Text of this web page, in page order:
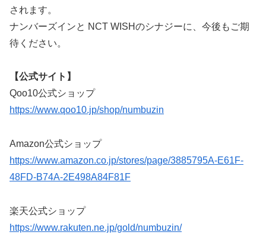
されます。
ナンバーズインと NCT WISHのシナジーに、今後もご期
待ください。
【公式サイト】
Qoo10公式ショップ
https://www.qoo10.jp/shop/numbuzin
Amazon公式ショップ
https://www.amazon.co.jp/stores/page/3885795A-E61F-
48FD-B74A-2E498A84F81F
楽天公式ショップ
https://www.rakuten.ne.jp/gold/numbuzin/